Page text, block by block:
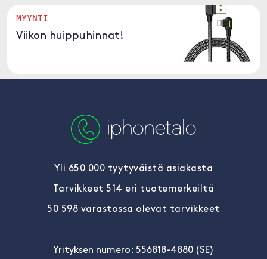
MYYNTI
Viikon huippuhinnat!
Yli 650 000 tyytyväistä asiakasta
Tarvikkeet 514 eri tuotemerkeiltä
50 598 varastossa olevat tarvikkeet
Yrityksen numero: 556818-4880 (SE)